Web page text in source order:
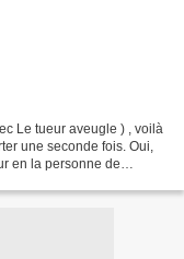
Le tueur aveugle ) , voilà
une seconde fois. Oui,
en la personne de